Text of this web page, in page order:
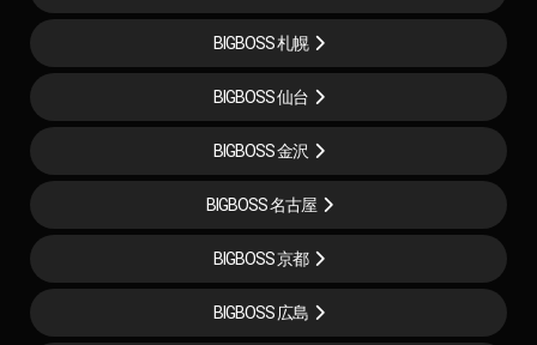
BIGBOSS 札幌
BIGBOSS 仙台
BIGBOSS 金沢
BIGBOSS 名古屋
BIGBOSS 京都
BIGBOSS 広島